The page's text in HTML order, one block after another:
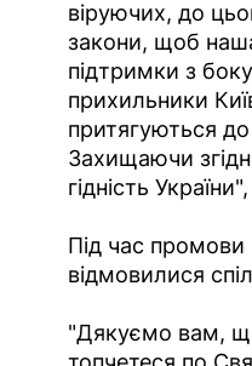
віруючих, до
закони, щоб
підтримки з
прихильники
притягуються
Захищаючи
гідність
Під час
відмовилися
"Дякуємо вам,